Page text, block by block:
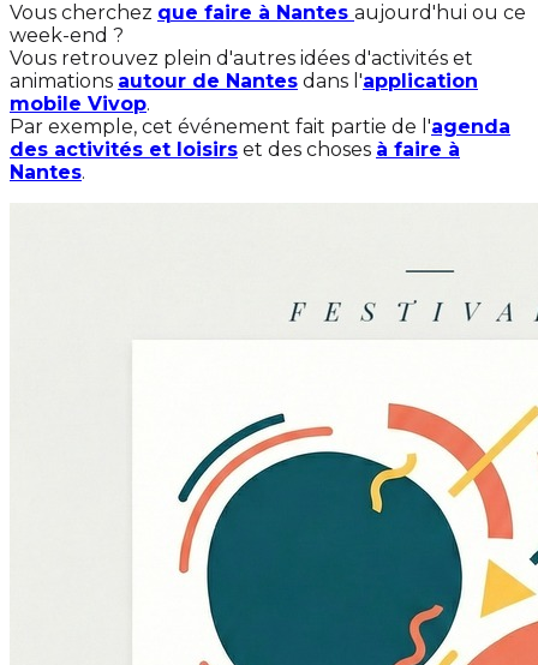
Vous cherchez que faire à Nantes aujourd'hui ou ce
week-end ?
Vous retrouvez plein d'autres idées d'activités et
animations autour de Nantes dans l'application
mobile Vivop.
Par exemple, cet événement fait partie de l'agenda
des activités et loisirs et des choses à faire à
Nantes.